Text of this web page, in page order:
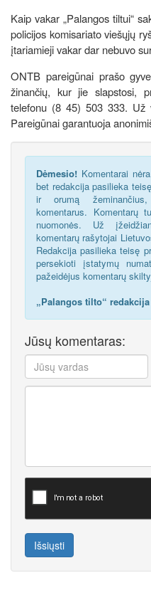
Kaip vakar „Palangos tiltui“
policijos komisariato viešųjų
įtariamieji vakar dar nebuvo
ONTB pareigūnai prašo
žinančių, kur jie slapstosi,
telefonu (8 45) 503 333. Už
Pareigūnai garantuoja
Dėmesio! Komentarai
bet redakcija pasilieka
ir orumą
komentarus. Komentarų
nuomonės. Už
komentarų rašytojai
Redakcija pasilieka teisę
persekioti įstatymų
pažeidėjus komentarų
„Palangos tilto“ redakcija
Jūsų komentaras:
Išsiųsti